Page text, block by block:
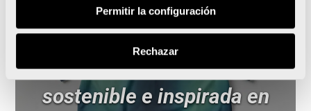
Permitir la configuración
Rechazar
La 15K Nocturna Valencia
Gana Energía presenta su
camiseta oficial
sostenible e inspirada en